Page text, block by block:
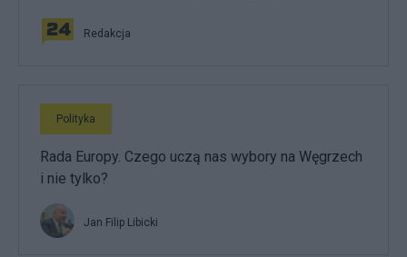
Redakcja
Polityka
Rada Europy. Czego uczą nas wybory na Węgrzech
i nie tylko?
Jan Filip Libicki